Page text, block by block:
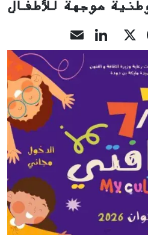
موجهة للأطفال
Facebook
LinkedIn